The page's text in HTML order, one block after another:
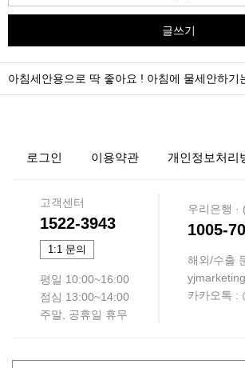
글쓰기
아침세안용으로 딱 좋아요 ! 아침에 물세안하기
로그인 이용약관 개인정보처리
고객센터
1522-3943
1:1 문의
평일 10:00~16:00
점심 13:00~14:00
주말, 공휴일 휴무
우리은행 ·
1005-
해외/수출
카카오톡 :